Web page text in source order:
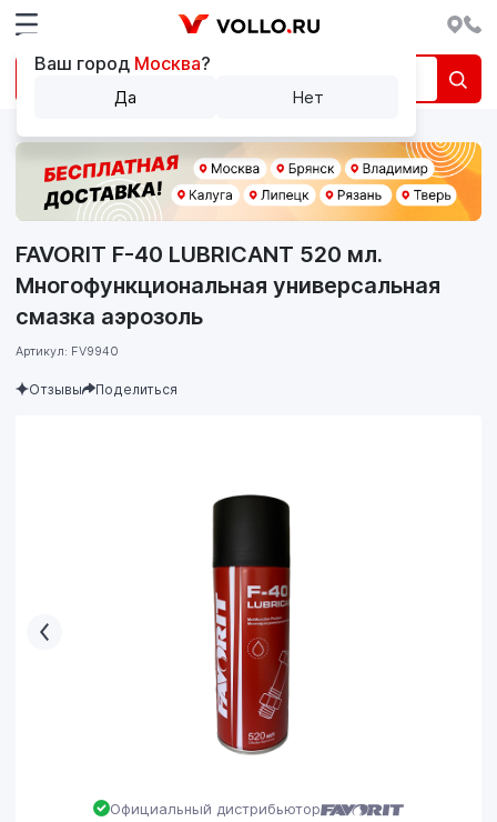
Официальный дистрибьютор
FAVORIT F-40 LUBRICANT 520 мл.
Многофункциональная универсальная
смазка аэрозоль
Артикул: FV9940
Отзывы Поделиться
Ваш город Москва?
Да Нет